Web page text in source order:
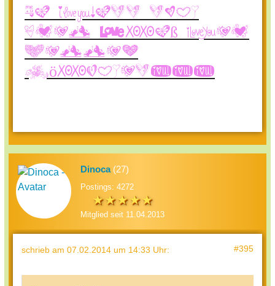
Na dann noch
viel Spaß bei
Helles
Köpfchen!!!
Dinoca(27)
Postings: 4272
Mitglied seit 11.04.2013
schrieb am 07.02.2014 um 14:33 Uhr: #395